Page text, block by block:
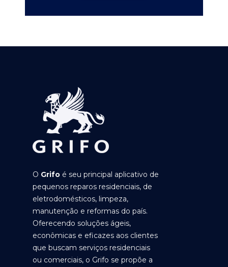
O Grifo é seu principal aplicativo de
pequenos reparos residenciais, de
eletrodomésticos, limpeza,
manutenção e reformas do país.
Oferecendo soluções ágeis,
econômicas e eficazes aos clientes
que buscam serviços residenciais
ou comerciais, o Grifo se propõe a